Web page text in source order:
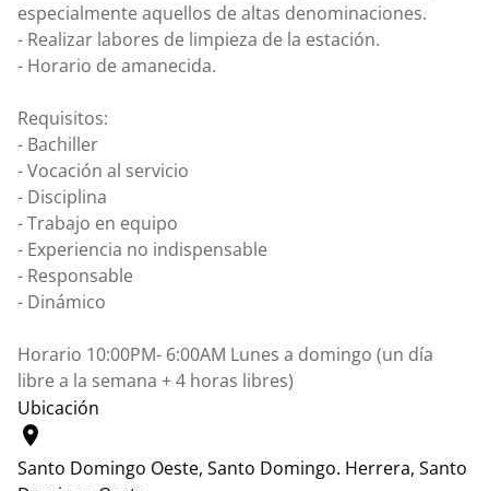
especialmente aquellos de altas denominaciones.
- Realizar labores de limpieza de la estación.
- Horario de amanecida.
Requisitos:
- Bachiller
- Vocación al servicio
- Disciplina
- Trabajo en equipo
- Experiencia no indispensable
- Responsable
- Dinámico
Horario 10:00PM- 6:00AM Lunes a domingo (un día
libre a la semana + 4 horas libres)
Ubicación
location_on
Santo Domingo Oeste, Santo Domingo. Herrera, Santo